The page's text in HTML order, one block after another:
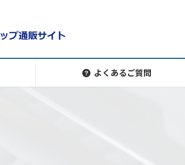
よくあるご質問